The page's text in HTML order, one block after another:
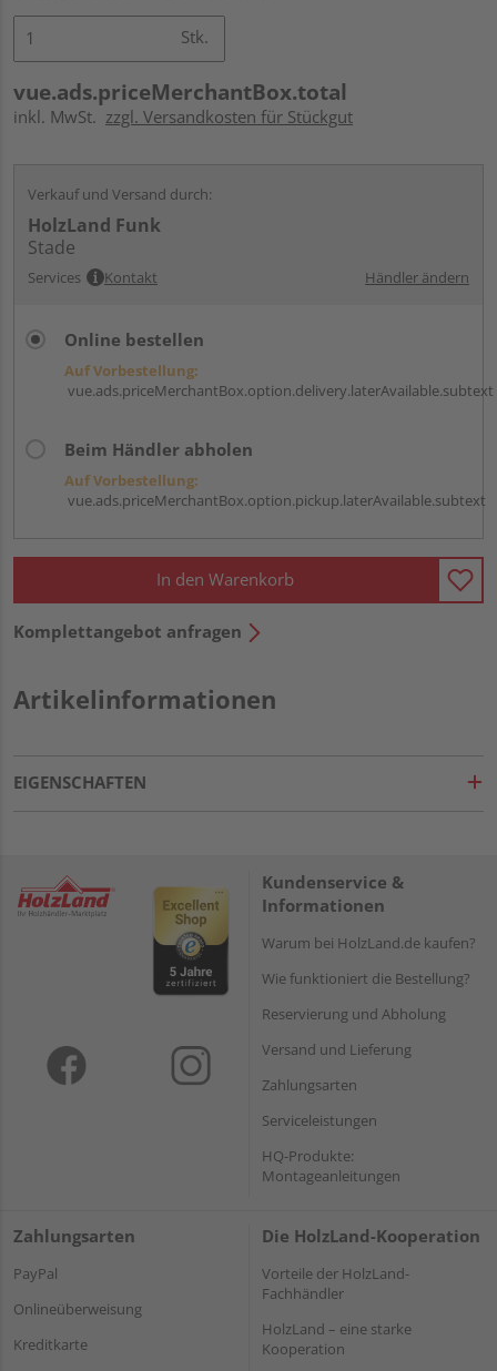
Stk.
vue.ads.priceMerchantBox.total
inkl. MwSt. zzgl. Versandkosten für Stückgut
Verkauf und Versand durch:
HolzLand Funk
Stade
Services Kontakt Händler ändern
Online bestellen
Auf Vorbestellung:
vue.ads.priceMerchantBox.option.delivery.laterAvailable.subtext
Beim Händler abholen
Auf Vorbestellung:
vue.ads.priceMerchantBox.option.pickup.laterAvailable.subtext
In den Warenkorb
Komplettangebot anfragen
Artikelinformationen
EIGENSCHAFTEN
Kundenservice &
Informationen
Warum bei HolzLand.de kaufen?
Wie funktioniert die Bestellung?
Reservierung und Abholung
Versand und Lieferung
Zahlungsarten
Serviceleistungen
HQ-Produkte:
Montageanleitungen
Zahlungsarten
PayPal
Onlineüberweisung
Kreditkarte
Die HolzLand-Kooperation
Vorteile der HolzLand-
Fachhändler
HolzLand – eine starke
Kooperation